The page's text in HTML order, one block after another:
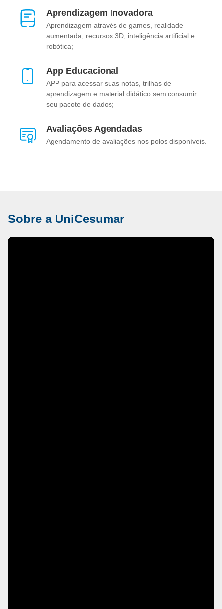
Aprendizagem Inovadora
Aprendizagem através de games, realidade
aumentada, recursos 3D, inteligência artificial e
robótica;
App Educacional
APP para acessar suas notas, trilhas de
aprendizagem e material didático sem consumir
seu pacote de dados;
Avaliações Agendadas
Agendamento de avaliações nos polos disponíveis.
Sobre a UniCesumar